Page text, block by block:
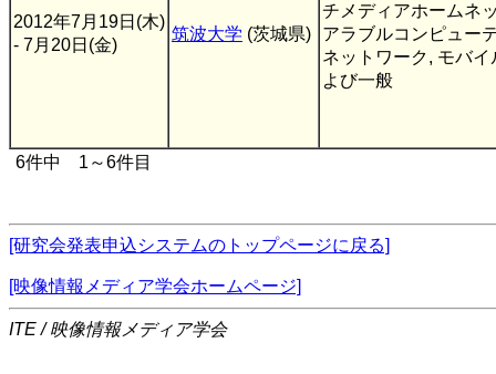
2012年7月19日(木)
- 7月20日(金)
筑波大学 (茨城県)
チメディアホームネ
アラブルコンピュー
ネットワーク, モバ
よび一般
6件中 1～6件目
[研究会発表申込システムのトップページに戻る]
[映像情報メディア学会ホームページ]
ITE / 映像情報メディア学会